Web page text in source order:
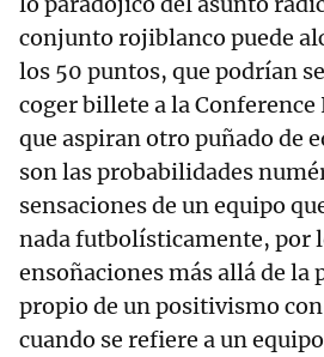
conjunto rojiblanco puede
los 50 puntos, que podrían
coger billete a la Conference
que aspiran otro puñado de
son las probabilidades
sensaciones de un equipo
nada futbolísticamente, por
ensoñaciones más allá de la
propio de un positivismo
cuando se refiere a un